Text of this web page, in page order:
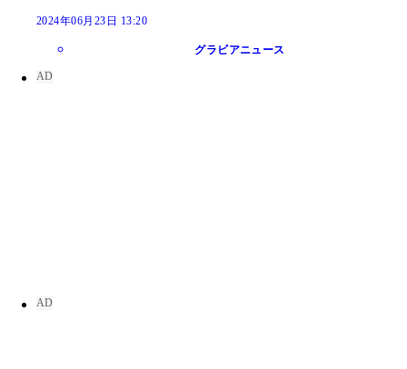
2024年06月23日 13:20
グラビアニュース